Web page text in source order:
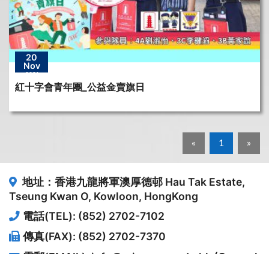
20
Nov
2021
紅十字會青年團_公益金賣旗日
« 1 »
地址：香港九龍將軍澳厚德邨 Hau Tak Estate,
Tseung Kwan O, Kowloon, HongKong
電話(TEL): (852) 2702-7102
傳真(FAX): (852) 2702-7370